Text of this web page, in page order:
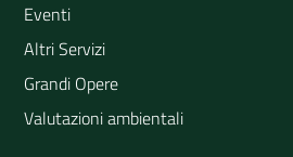
Eventi
Altri Servizi
Grandi Opere
Valutazioni ambientali